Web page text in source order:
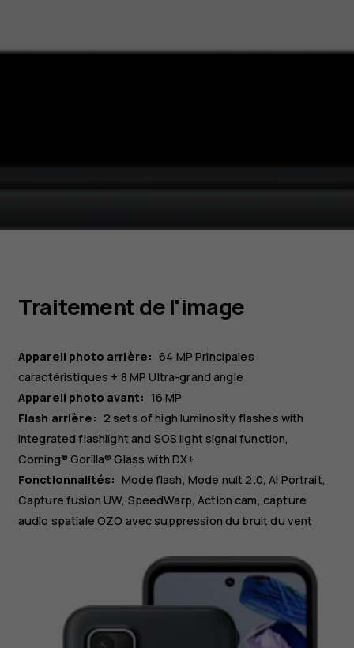
Traitement de l'image
Appareil photo arrière: 64 MPPrincipales
caractéristiques + 8 MPUltra-grand angle
Appareil photo avant: 16 MP
Flash arrière: 2 sets of high luminosity flashes with
integrated flashlight and SOS light signal function,
Corning® Gorilla® Glass with DX+
Fonctionnalités: Mode flash, Mode nuit 2.0, AI Portrait,
Capture fusion UW, SpeedWarp, Action cam, capture
audio spatiale OZO avec suppression du bruit du vent